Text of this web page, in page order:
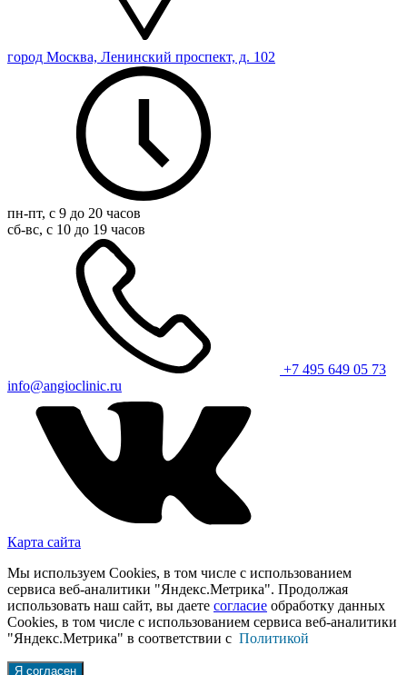
город Москва, Ленинский проспект, д. 102
пн-пт, с 9 до 20 часов
сб-вс, с 10 до 19 часов
+7 495 649 05 73
info@angioclinic.ru
Карта сайта
Мы используем Cookies, в том числе с использованием
сервиса веб-аналитики "Яндекс.Метрика". Продолжая
использовать наш сайт, вы даете согласие обработку данных
Cookies, в том числе с использованием сервиса веб-аналитики
"Яндекс.Метрика" в соответствии с Политикой
Я согласен